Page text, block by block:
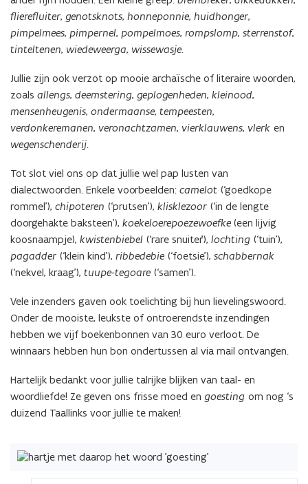
flierefluiter, genotsknots, honneponnie, huidhonger,
pimpelmees, pimpernel, pompelmoes, rompslomp, sterrenstof,
tinteltenen, wiedeweerga, wissewasje.
Jullie zijn ook verzot op mooie archaïsche of literaire woorden,
zoals allengs, deemstering, geplogenheden, kleinood,
mensenheugenis, ondermaanse, tempeesten,
verdonkeremanen, veronachtzamen, vierklauwens, vlerk en
wegenschenderij.
Tot slot viel ons op dat jullie wel pap lusten van
dialectwoorden. Enkele voorbeelden: camelot (‘goedkope
rommel’), chipoteren (‘prutsen’), klisklezoor (‘in de lengte
doorgehakte baksteen’), koekeloerepoezewoefke (een lijvig
koosnaampje), kwistenbiebel (‘rare snuiter’), lochting (‘tuin’),
pagadder (‘klein kind’), ribbedebie (‘foetsie’), schabbernak
(‘nekvel, kraag’), tuupe-tegoare (‘samen’).
Vele inzenders gaven ook toelichting bij hun lievelingswoord.
Onder de mooiste, leukste of ontroerendste inzendingen
hebben we vijf boekenbonnen van 30 euro verloot. De
winnaars hebben hun bon ondertussen al via mail ontvangen.
Hartelijk bedankt voor jullie talrijke blijken van taal- en
woordliefde! Ze geven ons frisse moed en goesting om nog ‘s
duizend Taallinks voor jullie te maken!